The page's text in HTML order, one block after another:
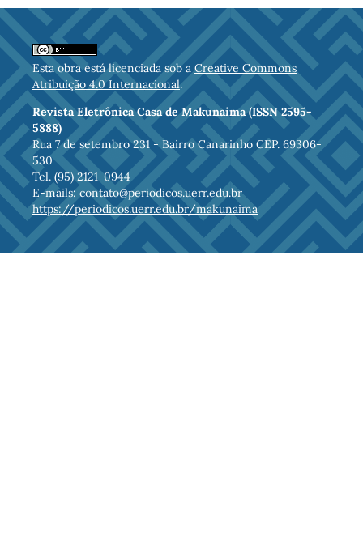
Esta obra está licenciada sob aCreative Commons
Atribuição 4.0 Internacional.
Revista Eletrônica Casa de Makunaima (ISSN 2595-
5888)
Rua 7 de setembro 231 - Bairro Canarinho CEP. 69306-
530
Tel. (95) 2121-0944
E-mails: contato@periodicos.uerr.edu.br
https://periodicos.uerr.edu.br/makunaima